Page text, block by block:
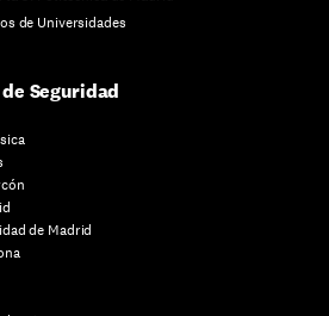
de Universidades
Seguridad
de Madrid